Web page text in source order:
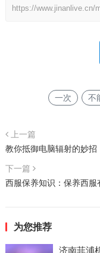
https://www.jinanlive.cn/
一次 不
上一篇
教你抵御电脑辐射的妙招
下一篇
西服保养知识：保养西服
为您推荐
济南菲浦